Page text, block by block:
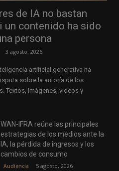
de IA no bastan
un contenido ha sido
persona
3 agosto, 2026
artificial generativa ha
sobre la autoría de los
Textos, imágenes, vídeos y
WAN-IFRA reúne las principales
estrategias de los medios ante la
IA, la pérdida de ingresos y los
cambios de consumo
Audiencia 5 agosto, 2026